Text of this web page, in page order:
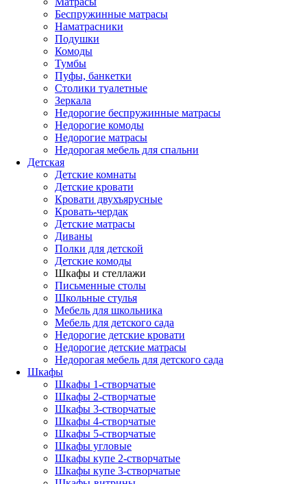
Беспружинные матрасы
Наматрасники
Подушки
Комоды
Тумбы
Пуфы, банкетки
Столики туалетные
Зеркала
Недорогие беспружинные матрасы
Недорогие комоды
Недорогие матрасы
Недорогая мебель для спальни
Детская
Детские комнаты
Детские кровати
Кровати двухъярусные
Кровать-чердак
Детские матрасы
Диваны
Полки для детской
Детские комоды
Шкафы и стеллажи
Письменные столы
Школьные стулья
Мебель для школьника
Мебель для детского сада
Недорогие детские кровати
Недорогие детские матрасы
Недорогая мебель для детского сада
Шкафы
Шкафы 1-створчатые
Шкафы 2-створчатые
Шкафы 3-створчатые
Шкафы 4-створчатые
Шкафы 5-створчатые
Шкафы угловые
Шкафы купе 2-створчатые
Шкафы купе 3-створчатые